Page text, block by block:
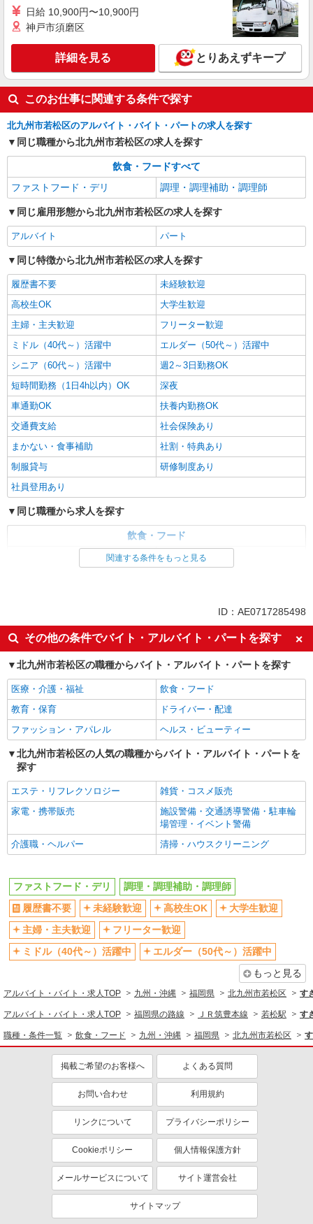
日給 10,900円〜10,900円
神戸市須磨区
詳細を見る とりあえずキープ
このお仕事に関連する条件で探す
北九州市若松区のアルバイト・バイト・パートの求人を探す
同じ職種から北九州市若松区の求人を探す
飲食・フードすべて
ファストフード・デリ
調理・調理補助・調理師
同じ雇用形態から北九州市若松区の求人を探す
アルバイト パート
同じ特徴から北九州市若松区の求人を探す
履歴書不要
未経験歓迎
高校生OK
大学生歓迎
主婦・主夫歓迎
フリーター歓迎
ミドル（40代～）活躍中
エルダー（50代～）活躍中
シニア（60代～）活躍中
週2～3日勤務OK
短時間勤務（1日4h以内）OK
深夜
車通勤OK
扶養内勤務OK
交通費支給
社会保険あり
まかない・食事補助
社割・特典あり
制服貸与
研修制度あり
社員登用あり
同じ職種から求人を探す
飲食・フード
ファストフード・デリ
調理・調理補助・調理師
大学生歓迎
ミドル（40代～）活躍中
週2～3日勤務OK
短時間勤務（1日4h以内）OK
深夜
車通勤OK
扶養内勤務OK
交通費支給
社会保険あり
まかない・食事補助
社員登用あり
関連する条件をもっと見る
ID：AE0717285498
その他の条件でバイト・アルバイト・パートを探す
北九州市若松区の職種からバイト・アルバイト・パートを探す
医療・介護・福祉
飲食・フード
教育・保育
ドライバー・配達
ファッション・アパレル
ヘルス・ビューティー
北九州市若松区の人気の職種からバイト・アルバイト・パートを
探す
エステ・リフレクソロジー
雑貨・コスメ販売
家電・携帯販売
施設警備・交通誘導警備・駐車輪
場管理・イベント警備
介護職・ヘルパー
清掃・ハウスクリーニング
ファストフード・デリ
調理・調理補助・調理師
履歴書不要
未経験歓迎 高校生OK
大学生歓迎
主婦・主夫歓迎
フリーター歓迎
ミドル（40代～）活躍中
エルダー（50代～）活躍中
もっと見る
アルバイト・バイト・求人TOP 九州・沖縄 福岡県 北九州市若松区 す
アルバイト・バイト・求人TOP 福岡県の路線 ＪＲ筑豊本線 若松駅 す
職種・条件一覧 飲食・フード 九州・沖縄 福岡県 北九州市若松区
掲載ご希望のお客様へ よくある質問
お問い合わせ 利用規約
リンクについて プライバシーポリシー
Cookieポリシー 個人情報保護方針
メールサービスについて サイト運営会社
サイトマップ